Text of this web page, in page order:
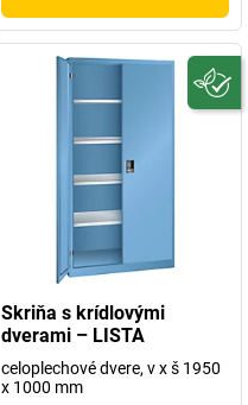
Skriňa s krídlovými
dverami – LISTA
celoplechové dvere, v x š 1950
x 1000 mm